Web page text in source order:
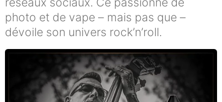
photo et de vape – mais pas que –
dévoile son univers rock’n’roll.